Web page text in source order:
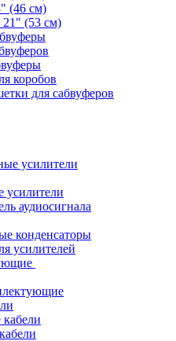
(46 см)
(53 см)
коробов
для сабвуферов
усилители
усилители
аудиосигнала
конденсаторы
усилителей
кабели